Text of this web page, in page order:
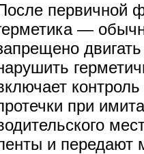
первичной
—
при
и передают